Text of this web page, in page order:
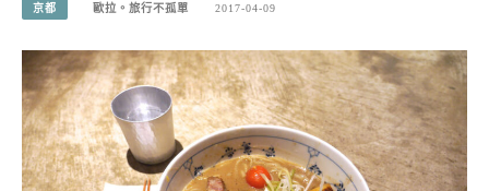
京都 歐拉。旅行不孤單 2017-04-09